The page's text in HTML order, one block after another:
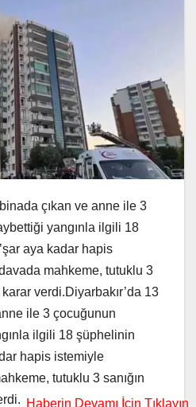
çıkan ve anne ile 3
yangınla ilgili 18
aya kadar hapis
mahkeme, tutuklu 3
verdi.Diyarbakır’da 13
ile 3 çocuğunun
ilgili 18 şüphelinin
hapis istemiyle
tutuklu 3 sanığın